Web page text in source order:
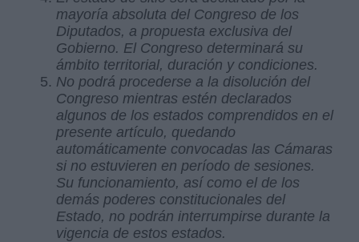
mayoría absoluta del Congreso de los
Diputados, a propuesta exclusiva del
Gobierno. El Congreso determinará su
ámbito territorial, duración y condiciones.
No podrá procederse a la disolución del
Congreso mientras estén declarados
algunos de los estados comprendidos en el
presente artículo, quedando
automáticamente convocadas las Cámaras
si no estuvieren en período de sesiones.
Su funcionamiento, así como el de los
demás poderes constitucionales del
Estado, no podrán interrumpirse durante la
vigencia de estos estados.